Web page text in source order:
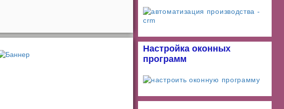
Настройка оконных
программ